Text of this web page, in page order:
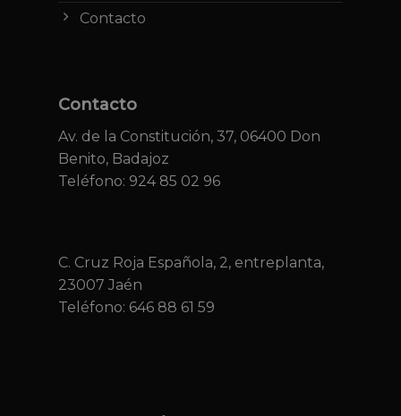
Contacto
Contacto
Av. de la Constitución, 37, 06400 Don
Benito, Badajoz
Teléfono: 924 85 02 96
C. Cruz Roja Española, 2, entreplanta,
23007 Jaén
Teléfono: 646 88 61 59